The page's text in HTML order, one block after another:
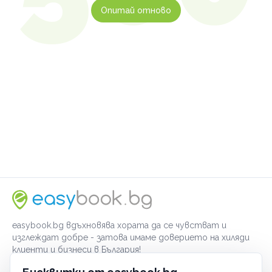
Опитай отново
easybook.bg вдъхновява хората да се чувстват и
изглеждат добре - затова имаме доверието на хиляди
клиенти и бизнеси в България!